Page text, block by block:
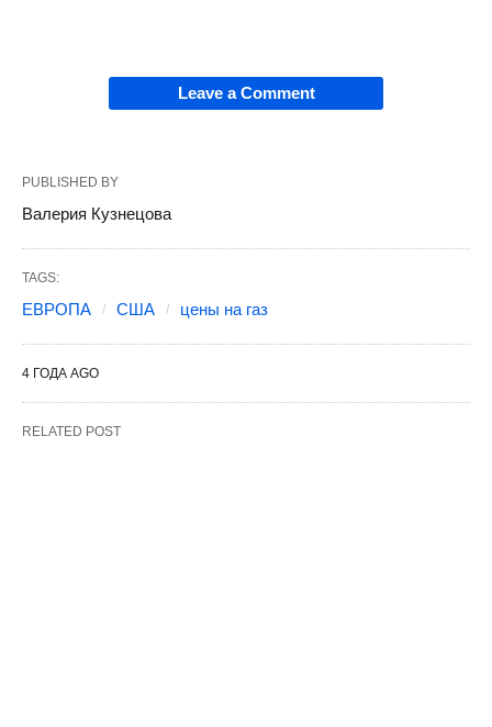
Leave a Comment
PUBLISHED BY
Валерия Кузнецова
TAGS:
ЕВРОПА США цены на газ
4 ГОДА AGO
RELATED POST